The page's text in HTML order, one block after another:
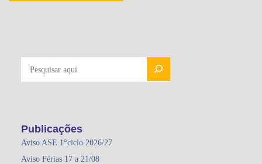
Publicações
Aviso ASE 1°ciclo 2026/27
Aviso Férias 17 a 21/08